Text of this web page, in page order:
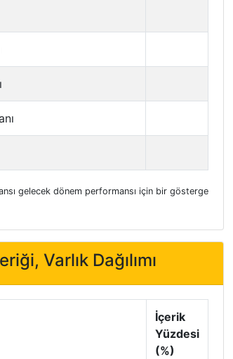
gelecek dönem performansı için bir gösterge
Varlık Dağılımı
İçerik
Yüzdesi
(%)